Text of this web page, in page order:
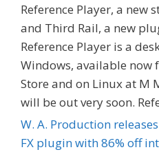
Reference Player, a new
and Third Rail, a new
Reference Player is a
Windows, available now
Store and on Linux at M
will be out very soon.
W. A. Production
FX plugin with 86% off